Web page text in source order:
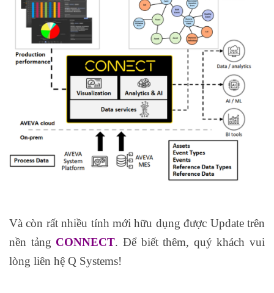
Và còn rất nhiều tính mới hữu dụng được Update trên
nền tảng CONNECT. Để biết thêm, quý khách vui
lòng liên hệ Q Systems!